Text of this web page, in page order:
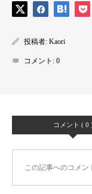
投稿者: Kaori
コメント: 0
コメント ( 0
この記事へのコメン